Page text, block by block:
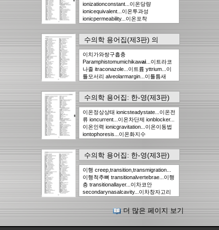
ionizationconstant...이온당량
ionicequivalent...이온투과성
ionicpermeability...이온포착
이온교환색층분석
ionexchangechromatography...이온교
환체 ionexchanger...이온차단제
ionblocker...이온교환수지
ionexchangeresin...이온정상상태
ionicsteadystate...이온농도
ionconcentration,ionicconcentration...
ionophoreantibiotic...이온화전류
ionizationcurrent...이온이동법
iontophoresis...이온전류 ioncurrent...이
온화계열 ionizationseries...이온인력
ionicgravitation...이온화지수
ionizationexponent...이온화방사선
ionizingradiation...이온화손실
ionizationchamber...이온부식
ionetching...이온요법 ionotherapy...이
온억제제 ionicinhibitor...이온운반체
ionophore...이온선택성 ionselectivity...
이용 utilization...이원론 dualism...이완
기 relaxationphase...이완훈련
relaxationtraining...이완호르몬
relaxingfactor...이완절개 reliefi...
수의학 용어집(제3판) 의
900page에서.. 89건
이치가와쌍구흡충
Paramphistomumichikawai ...이트라코
나졸 itraconazole...이트륨 yttrium...이
틀모서리 alveolarmargin...이틀틈새
alveolarnerveblock...이틀신경
alveolarnerve...이틀뼈 alveolarbone...
이틀뼈형성과다증
alveolarhyperostosis...이틀활
alveolararch,dentalarch...이틀고름집
alveolarabscess...이틀섬유
alveolarfiber...이틀뼈막
alveolarblennorrhea,alveolitis...이틀골
막염 alveolarperiostitis...이틀
alveolar,alveolus...이틀구멍
alveolarforamen...이틀동맥
alveolarartery...이틀관 alveolarcanal...
이틀돌기 alveolarprocess...이틀위축
alveolaratrophy...이틀줄고름
itai-itaidisease...이크치오보드증
ichthyobodosis...이탈리듬
수의학 용어집: 한-영(제3판)
의336page에서.. 89건
이온정상상태 ionicsteadystate...이온전
류 ioncurrent...이온차단제 ionblocker...
이온인력 ionicgravitation...이온이동법
iontophoresis...이온화지수
제 ionophoreantibiotic...이온화전류
ionizationcurrent...이온교환색층분석
ionexchangechromatography...이온당
량 ionicequivalent...이온화계열
ionizationseries...이온교환수지
ionexchangeresin...이온부식
ionetching...이온농도
이온화손실 ionizationloss...이온통로
ionchannel...이온화방사선
수의학 용어집: 한-영(제3판)
의339page에서.. 89건
이행 creep,transition,transmigration...
이행척추뼈 transitionalvertebrae...이행
층 transitionallayer...이차코안
secondarynasalcavity...이차창자고리
secondarydisease...이차포충증
secondaryechinococcosis...이차조혈
차해면질 secondaryspongiosa...이차
더 많은 페이지 보기